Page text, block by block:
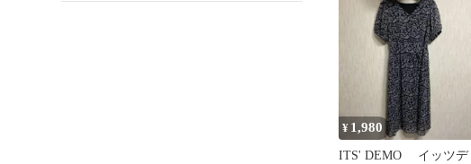
¥ 1,980
ITS' DEMO イッツデ